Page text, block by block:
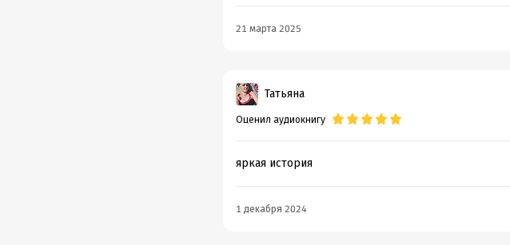
21 марта 2025
Татьяна
Оценил аудиокнигу
яркая история
1 декабря 2024